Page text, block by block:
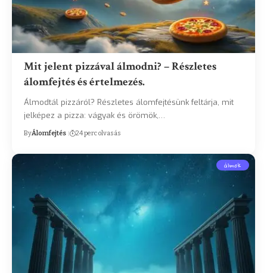
Mit jelent pizzával álmodni? – Részletes
álomfejtés és értelmezés.
Álmodtál pizzáról? Részletes álomfejtésünk feltárja, mit
jelképez a pizza: vágyak és örömök,…
ByÁlomfejtés 24 perc olvasás
álmok